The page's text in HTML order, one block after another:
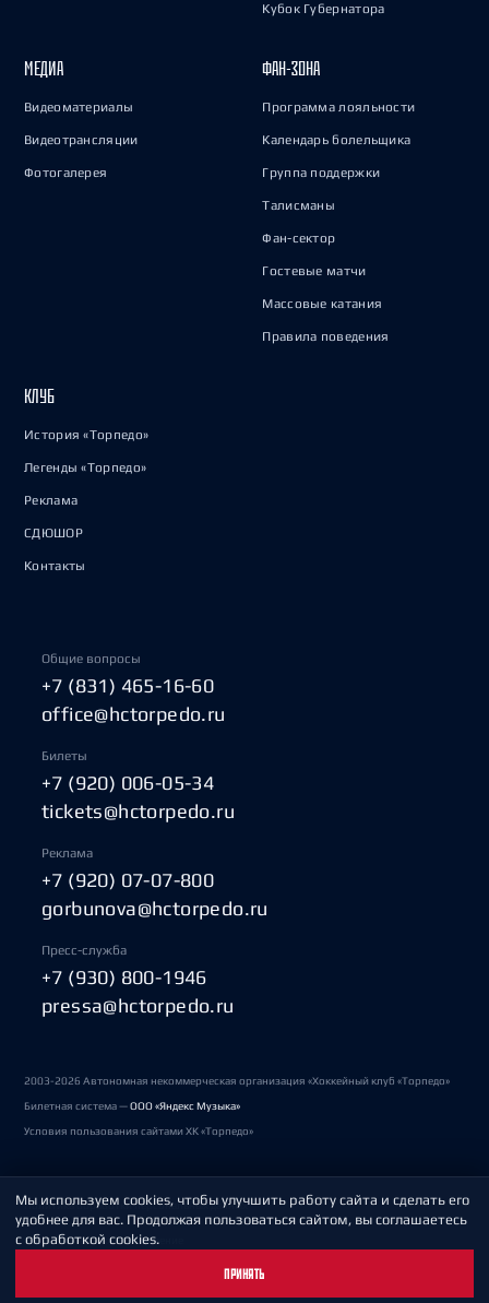
Кубок Губернатора
МЕДИА
Видеоматериалы
Видеотрансляции
Фотогалерея
ФАН-ЗОНА
Программа лояльности
Календарь болельщика
Группа поддержки
Талисманы
Фан-сектор
Гостевые матчи
Массовые катания
Правила поведения
КЛУБ
История «Торпедо»
Легенды «Торпедо»
Реклама
СДЮШОР
Контакты
Общие вопросы
+7 (831) 465-16-60
office@hctorpedo.ru
Билеты
+7 (920) 006-05-34
tickets@hctorpedo.ru
Реклама
+7 (920) 07-07-800
gorbunova@hctorpedo.ru
Пресс-служба
+7 (930) 800-1946
pressa@hctorpedo.ru
2003-2026 Автономная некоммерческая организация «Хоккейный клуб «Торпедо»
Билетная система —ООО «Яндекс Музыка»
Условия пользования сайтами ХК «Торпедо»
Политика обработки персональных данных
Пользовательское соглашение
Мы используем cookies, чтобы улучшить работу сайта и сделать его
удобнее для вас. Продолжая пользоваться сайтом, вы соглашаетесь
с обработкой cookies.
ПРИНЯТЬ